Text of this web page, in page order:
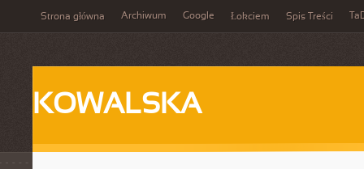
Strona główna Archiwum Google Łokciem Spis Treści
KOWALSKA